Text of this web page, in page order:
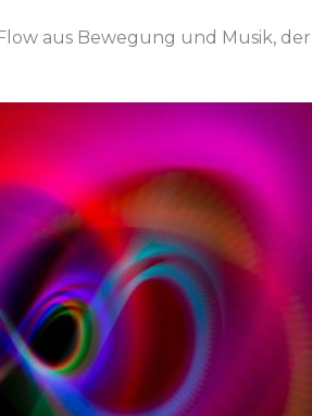
aus Bewegung und Musik,